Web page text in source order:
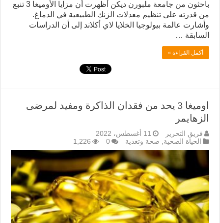
باحثون من جامعة ملبورن ديكن أظهرت أن مزايا الأوميغا 3 تنبع
من قدرته على تنظيم معدلات الزنك الطبيعية في الدماغ.
وأشارت عالمة بيولوجيا الخلايا لاي أكلاند إلى أن الدراسات
السابقة …
أكمل القراءة »
اوميغا 3 يحد من فقدان الذاكرة ومفيد لمرضى
الزهايمر
فريق التحرير
11 أغسطس، 2022
الحياة الصحية, صحة وتغذية 0
1,226